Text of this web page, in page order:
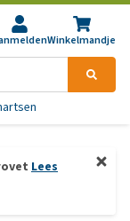
Winkelmandje
Lees